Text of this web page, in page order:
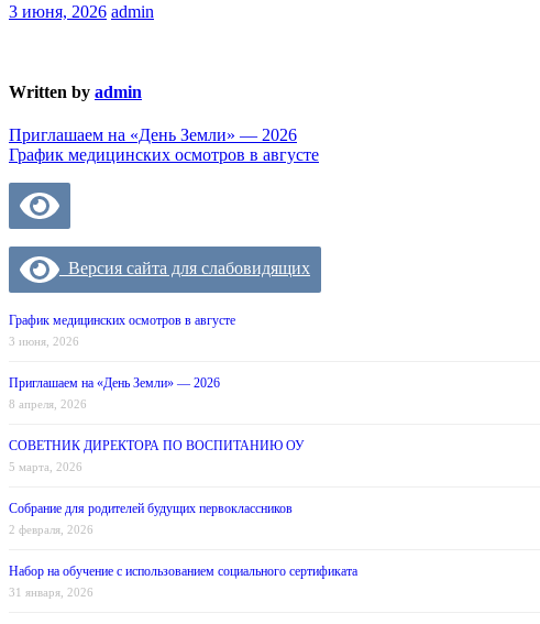
3 июня, 2026 admin
Written by admin
Навигация
по
записям
Приглашаем на «День Земли» — 2026
График медицинских осмотров в августе
Версия сайта для слабовидящих
График медицинских осмотров в августе
3 июня, 2026
Приглашаем на «День Земли» — 2026
8 апреля, 2026
СОВЕТНИК ДИРЕКТОРА ПО ВОСПИТАНИЮ ОУ
5 марта, 2026
Собрание для родителей будущих первоклассников
2 февраля, 2026
Набор на обучение с использованием социального сертификата
31 января, 2026